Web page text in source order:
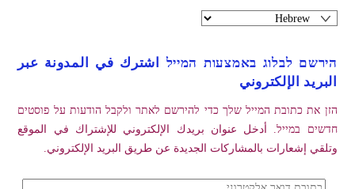
הירשם לבלוג באמצעות המייל اشترك في المدونة عبر
البريد الإلكتروني
הזן את כתובת המייל שלך כדי להירשם לאתר ולקבל הודעות על פוסטים
חדשים במייל. أدخل عنوان بريدك الإلكتروني للإشتراك في الموقع
وتلقي إشعارات بالمشاركات الجديدة عن طريق البريد الإلكتروني.